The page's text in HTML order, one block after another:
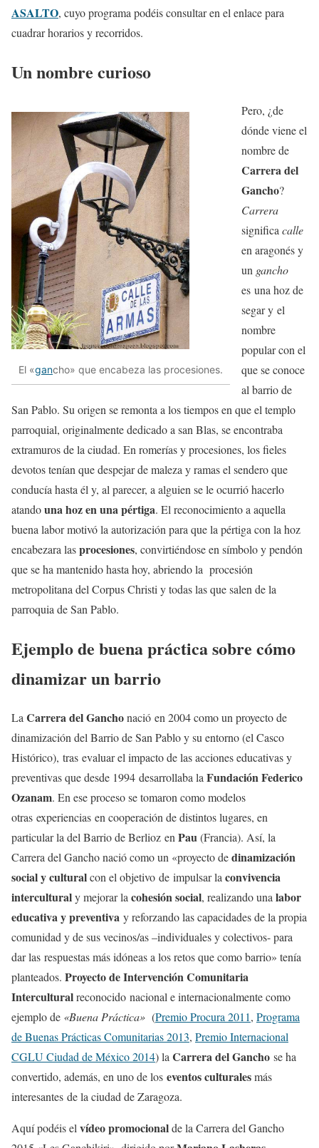
ASALTO, cuyo programa podéis consultar en el enlace para
cuadrar horarios y recorridos.
Un nombre curioso
El «gancho» que encabeza las procesiones.
Pero, ¿de
dónde viene el
nombre de
Carrera del
Gancho?
Carrera
significacalle
en aragonés y
un gancho
es una hoz de
segar y el
nombre
popular con el
que se conoce
al barrio de
San Pablo. Su origen se remonta a los tiempos en que el templo
parroquial, originalmente dedicado a san Blas, se encontraba
extramuros de la ciudad. En romerías y procesiones, los fieles
devotos tenían que despejar de maleza y ramas el sendero que
conducía hasta él y, al parecer, a alguien se le ocurrió hacerlo
atandouna hoz en una pértiga. El reconocimiento a aquella
buena labor motivó la autorización para que la pértiga con la hoz
encabezara lasprocesiones, convirtiéndose en símbolo y pendón
que se ha mantenido hasta hoy, abriendo la procesión
metropolitana del Corpus Christi y todas las que salen de la
parroquia de San Pablo.
Ejemplo de buena práctica sobre cómo
dinamizar un barrio
LaCarrera del Ganchonació en 2004 como un proyecto de
dinamización del Barrio de San Pablo y su entorno (el Casco
Histórico), tras evaluar el impacto de las acciones educativas y
preventivas que desde 1994 desarrollaba laFundación Federico
Ozanam. En ese proceso se tomaron como modelos
otras experiencias en cooperación de distintos lugares, en
particular la del Barrio de Berlioz enPau(Francia). Así, la
Carrera del Gancho nació como un «proyecto dedinamización
social y culturalcon el objetivo de impulsar laconvivencia
interculturaly mejorar lacohesión social, realizando unalabor
educativa y preventiva y reforzando las capacidades de la propia
comunidad y de sus vecinos/as –individuales y colectivos- para
dar las respuestas más idóneas a los retos que como barrio» tenía
planteados. Proyecto de Intervención Comunitaria
Interculturalreconocido nacional e internacionalmente como
ejemplo de «Buena Práctica» (Premio Procura 2011, Programa
de Buenas Prácticas Comunitarias 2013, Premio Internacional
CGLU Ciudad de México 2014) laCarrera del Gancho se ha
convertido, además, en uno de los eventos culturalesmás
interesantes de la ciudad de Zaragoza.
Aquí podéis elvídeo promocionalde la Carrera del Gancho